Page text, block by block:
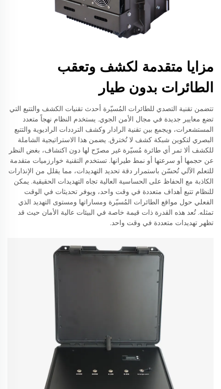
مزايا متقدمة لكشف وتعقب
الطائرات بدون طيار
تتضمن تقنية التصدي للطائرات المُسيّرة أحدث تقنيات الكشف والتتبع التي
تضع معايير جديدة في مجال الأمن الجوي. يستخدم النظام نهجاً متعدد
المستشعرات، ويجمع بين تقنية الرادار وكشف الترددات الراديوية والتتبع
البصري لتكوين شبكة كشف لا تُخترق. يضمن هذا الاستراتيجية الشاملة
للكشف ألا تمر أي طائرة مُسيّرة غير مصرّح لها دون اكتشاف، بغض النظر
عن حجمها أو سرعتها أو نمط طيرانها. تستخدم التقنية خوارزميات متقدمة
للتعلم الآلي تُحسّن باستمرار دقة تحديد التهديدات، مما يقلل من الإنذارات
الكاذبة مع الحفاظ على الحساسية العالية تجاه التهديدات الحقيقية. يمكن
للنظام تتبع أهداف متعددة في وقت واحد، ويوفر تحديثات في الوقت
الفعلي حول مواقع الطائرات المُسيّرة ومساراتها ومستوى التهديد الذي
تمثله. تُعد هذه القدرة ذات قيمة خاصة في البيئات عالية الأمان حيث قد
تظهر تهديدات متعددة في وقت واحد.